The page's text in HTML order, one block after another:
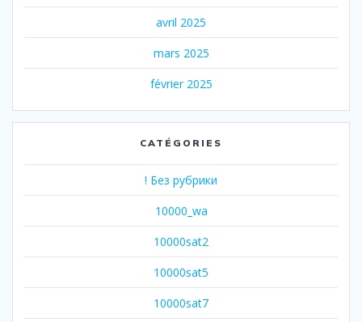
avril 2025
mars 2025
février 2025
CATÉGORIES
! Без рубрики
10000_wa
10000sat2
10000sat5
10000sat7